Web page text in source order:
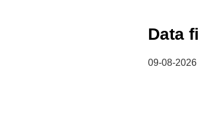
Data fi
09-08-2026